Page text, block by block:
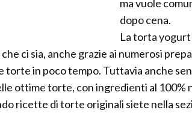
ma vuole
dopo cena.
La torta
ci sia, anche grazie ai numerosi
torte in poco tempo. Tuttavia anche
ottime torte, con ingredienti al 100%
ricette di torte originali siete nella